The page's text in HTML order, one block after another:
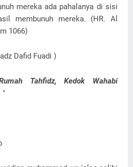
mereka ada pahalanya di sisi
membunuh mereka. (HR. Al
1066)
Dafid Fuadi )
Tahfidz, Kedok Wahabi
"